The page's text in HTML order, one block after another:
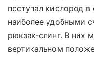
поступал кислород в
наиболее удобными
рюкзак-слинг. В них
вертикальном